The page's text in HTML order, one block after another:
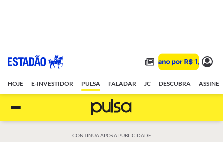
HOJE E-INVESTIDOR PULSA PALADAR JC DESCUBRA ASSINE
CONTINUA APÓS A PUBLICIDADE